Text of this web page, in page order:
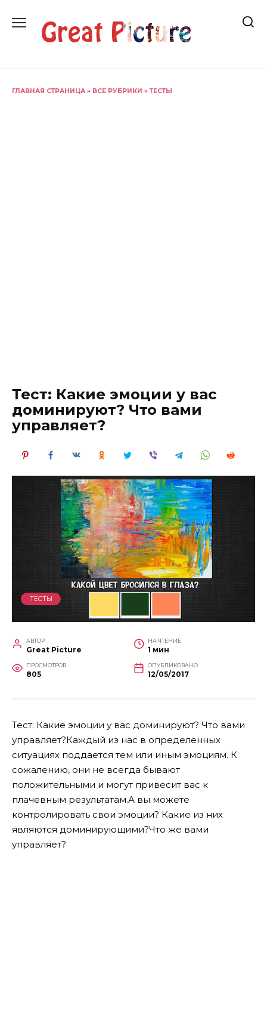
содержанию
ГЛАВНАЯ СТРАНИЦА » ВСЕ РУБРИКИ »ТЕСТЫ
Тест: Какие эмоции у вас
доминируют? Что вами
управляет?
ТЕСТЫ
АВТОР
Great Picture
НА ЧТЕНИЕ
1 мин
ПРОСМОТРОВ
805
ОПУБЛИКОВАНО
12/05/2017
Тест: Какие эмоции у вас доминируют? Что вами
управляет?Каждый из нас в определенных
ситуациях поддается тем или иным эмоциям. К
сожалению, они не всегда бывают
положительными и могут привесит вас к
плачевным результатам.А вы можете
контролировать свои эмоции? Какие из них
являются доминирующими?Что же вами
управляет?